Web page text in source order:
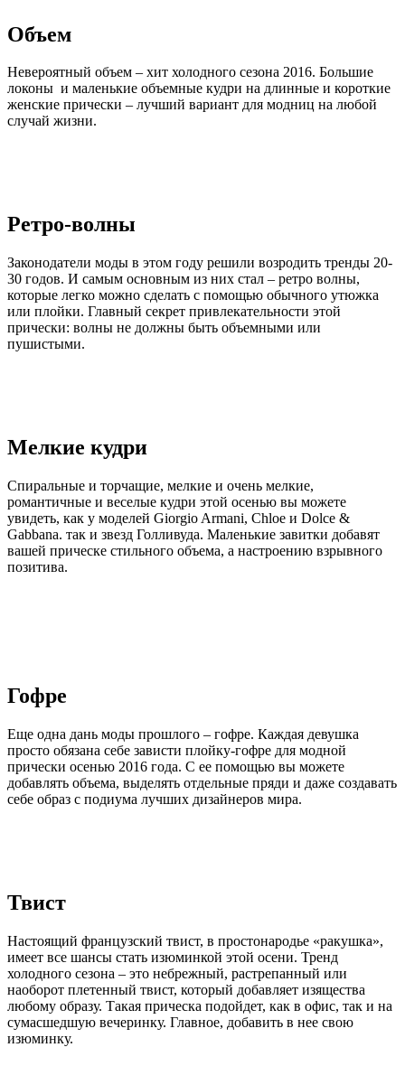
Объем
Невероятный объем – хит холодного сезона 2016. Большие
локоны и маленькие объемные кудри на длинные и короткие
женские прически – лучший вариант для модниц на любой
случай жизни.
Ретро-волны
Законодатели моды в этом году решили возродить тренды 20-
30 годов. И самым основным из них стал – ретро волны,
которые легко можно сделать с помощью обычного утюжка
или плойки. Главный секрет привлекательности этой
прически: волны не должны быть объемными или
пушистыми.
Мелкие кудри
Спиральные и торчащие, мелкие и очень мелкие,
романтичные и веселые кудри этой осенью вы можете
увидеть, как у моделей Giorgio Armani, Chloe и Dolce &
Gabbana. так и звезд Голливуда. Маленькие завитки добавят
вашей прическе стильного объема, а настроению взрывного
позитива.
Гофре
Еще одна дань моды прошлого – гофре. Каждая девушка
просто обязана себе зависти плойку-гофре для модной
прически осенью 2016 года. С ее помощью вы можете
добавлять объема, выделять отдельные пряди и даже создавать
себе образ с подиума лучших дизайнеров мира.
Твист
Настоящий французский твист, в простонародье «ракушка»,
имеет все шансы стать изюминкой этой осени. Тренд
холодного сезона – это небрежный, растрепанный или
наоборот плетенный твист, который добавляет изящества
любому образу. Такая прическа подойдет, как в офис, так и на
сумасшедшую вечеринку. Главное, добавить в нее свою
изюминку.